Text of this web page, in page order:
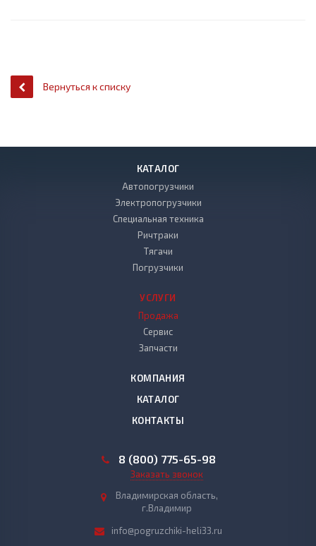
Вернуться к списку
КАТАЛОГ
Автопогрузчики
Электропогрузчики
Специальная техника
Ричтраки
Тягачи
Погрузчики
УСЛУГИ
Продажа
Сервис
Запчасти
КОМПАНИЯ
КАТАЛОГ
КОНТАКТЫ
8 (800) 775-65-98
Заказать звонок
Владимирская область,
г.Владимир
info@pogruzchiki-heli33.ru